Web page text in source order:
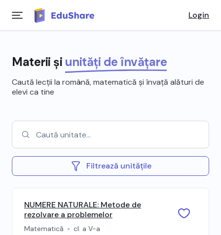
Login
Materii și unități de învățare
Caută lecții la română, matematică și învață alături de
elevi ca tine
Filtrează unitățile
NUMERE NATURALE: Metode de
rezolvare a problemelor
Matematică cl. a V-a